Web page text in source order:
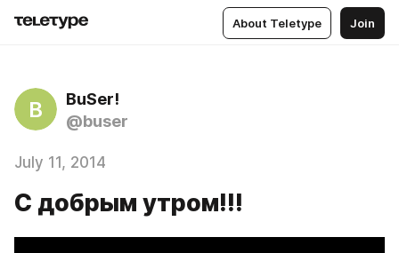
About Teletype Join
B
BuSer!
@buser
July 11, 2014
С добрым утром!!!